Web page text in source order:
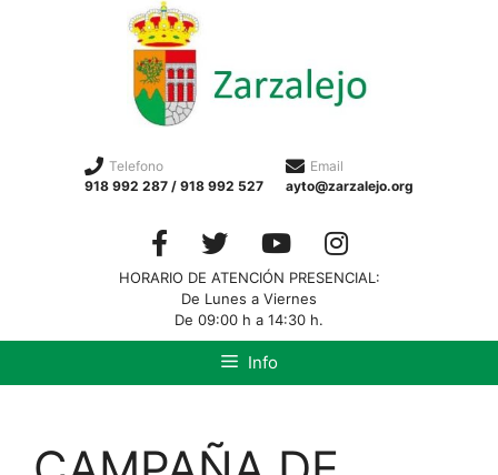
Telefono
918 992 287 / 918 992 527
Email
ayto@zarzalejo.org
HORARIO DE ATENCIÓN PRESENCIAL:
De Lunes a Viernes
De 09:00 h a 14:30 h.
Info